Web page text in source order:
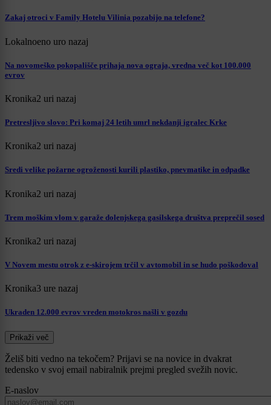
Zakaj otroci v Family Hotelu Vilinia pozabijo na telefone?
Lokalnoeno uro nazaj
Na novomeško pokopališče prihaja nova ograja, vredna več kot 100.000
evrov
Kronika2 uri nazaj
Pretresljivo slovo: Pri komaj 24 letih umrl nekdanji igralec Krke
Kronika2 uri nazaj
Sredi velike požarne ogroženosti kurili plastiko, pnevmatike in odpadke
Kronika2 uri nazaj
Trem moškim vlom v garaže dolenjskega gasilskega društva preprečil sosed
Kronika2 uri nazaj
V Novem mestu otrok z e-skirojem trčil v avtomobil in se hudo poškodoval
Kronika3 ure nazaj
Ukraden 12.000 evrov vreden motokros našli v gozdu
Prikaži več
Želiš biti vedno na tekočem? Prijavi se na novice in dvakrat
tedensko v svoj email nabiralnik prejmi pregled svežih novic.
E-naslov